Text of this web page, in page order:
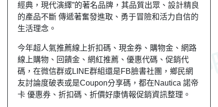
經典，現代演繹”的著名品牌，其品質出眾、設計精良
的產品不斷 傳遞著奮發進取、勇于冒險和活力自信的
生活理念。
今年超人氣推薦線上折扣碼、現金券、購物金、網路
線上購物、回饋金、網紅推薦、優惠代碼、促銷代
碼，在微信群或LINE群組還是FB臉書社團， 鄉民網
友討論度破表或是Coupon分享碼，都在Nautica 諾帝
卡 優惠券、折扣碼、折價好康情報促銷資訊整理。